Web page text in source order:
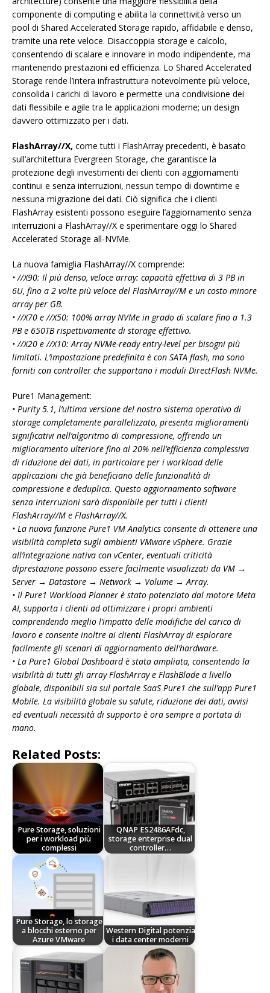
componente di computing e abilita la connettività verso un
pool di Shared Accelerated Storage rapido, affidabile e denso,
tramite una rete veloce. Disaccoppia storage e calcolo,
consentendo di scalare e innovare in modo indipendente, ma
mantenendo prestazioni ed efficienza. Lo Shared Accelerated
Storage rende l’intera infrastruttura notevolmente più veloce,
consolida i carichi di lavoro e permette una condivisione dei
dati flessibile e agile tra le applicazioni moderne; un design
davvero ottimizzato per i dati.
FlashArray//X, come tutti i FlashArray precedenti, è basato
sull’architettura Evergreen Storage, che garantisce la
protezione degli investimenti dei clienti con aggiornamenti
continui e senza interruzioni, nessun tempo di downtime e
nessuna migrazione dei dati. Ciò significa che i clienti
FlashArray esistenti possono eseguire l’aggiornamento senza
interruzioni a FlashArray//X e sperimentare oggi lo Shared
Accelerated Storage all-NVMe.
La nuova famiglia FlashArray//X comprende:
• //X90: Il più denso, veloce array: capacità effettiva di 3 PB in
6U, fino a 2 volte più veloce del FlashArray//M e un costo minore
array per GB.
• //X70 e //X50: 100% array NVMe in grado di scalare fino a 1.3
PB e 650TB rispettivamente di storage effettivo.
• //X20 e //X10: Array NVMe-ready entry-level per bisogni più
limitati. L’impostazione predefinita è con SATA flash, ma sono
forniti con controller che supportano i moduli DirectFlash NVMe.
Pure1 Management:
• Purity 5.1, l’ultima versione del nostro sistema operativo di
storage completamente parallelizzato, presenta miglioramenti
significativi nell’algoritmo di compressione, offrendo un
miglioramento ulteriore fino al 20% nell’efficienza complessiva
di riduzione dei dati, in particolare per i workload delle
applicazioni che già beneficiano delle funzionalità di
compressione e deduplica. Questo aggiornamento software
senza interruzioni sarà disponibile per tutti i clienti
FlashArray//M e FlashArray//X.
• La nuova funzione Pure1 VM Analytics consente di ottenere una
visibilità completa sugli ambienti VMware vSphere. Grazie
all’integrazione nativa con vCenter, eventuali criticità
diprestazione possono essere facilmente visualizzati da VM →
Server → Datastore → Network → Volume → Array.
• Il Pure1 Workload Planner è stato potenziato dal motore Meta
AI, supporta i clienti ad ottimizzare i propri ambienti
comprendendo meglio l’impatto delle modifiche del carico di
lavoro e consente inoltre ai clienti FlashArray di esplorare
facilmente gli scenari di aggiornamento dell’hardware.
• La Pure1 Global Dashboard è stata ampliata, consentendo la
visibilità di tutti gli array FlashArray e FlashBlade a livello
globale, disponibili sia sul portale SaaS Pure1 che sull’app Pure1
Mobile. La visibilità globale su salute, riduzione dei dati, avvisi
ed eventuali necessità di supporto è ora sempre a portata di
mano.
Related Posts:
Pure Storage, soluzioni
per i workload più
complessi
QNAP ES2486AFdc,
storage enterprise dual
controller…
Pure Storage, lo storage
a blocchi esterno per
Azure VMware
Western Digital potenzia
i data center moderni